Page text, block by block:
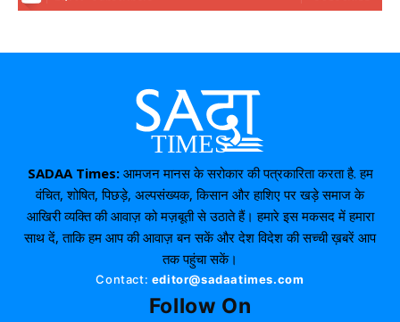
SADAA Times: आमजन मानस के सरोकार की पत्रकारिता करता है. हम
वंचित, शोषित, पिछड़े, अल्पसंख्यक, किसान और हाशिए पर खड़े समाज के
आखिरी व्यक्ति की आवाज़ को मज़बूती से उठाते हैं। हमारे इस मकसद में हमारा
साथ दें, ताकि हम आप की आवाज़ बन सकें और देश विदेश की सच्ची ख़बरें आप
तक पहुंचा सकें।
Contact: editor@sadaatimes.com
Follow On